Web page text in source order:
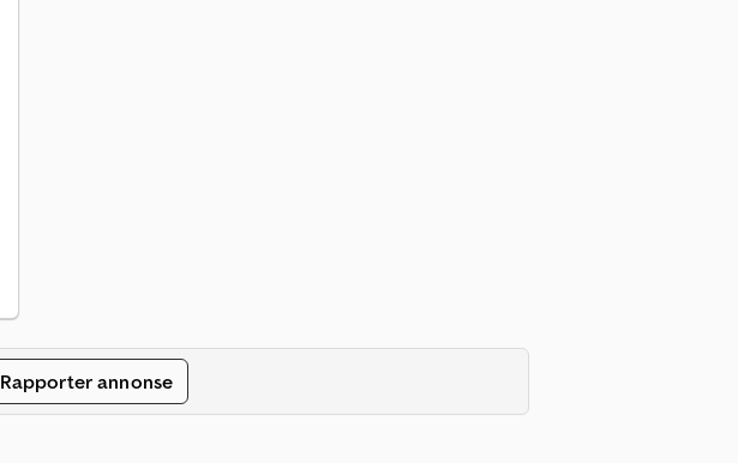
Rapporter annonse